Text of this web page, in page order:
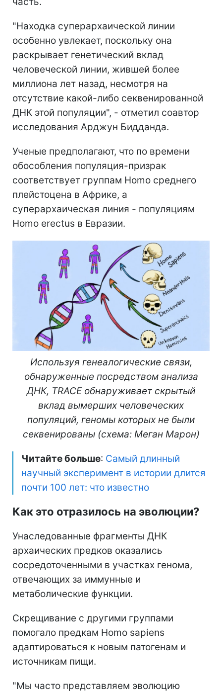
"Находка суперархаической линии
особенно увлекает, поскольку она
раскрывает генетический вклад
человеческой линии, жившей более
миллиона лет назад, несмотря на
отсутствие какой-либо секвенированной
ДНК этой популяции", - отметил соавтор
исследования Арджун Бидданда.
Ученые предполагают, что по времени
обособления популяция-призрак
соответствует группам Homo среднего
плейстоцена в Африке, а
суперархаическая линия - популяциям
Homo erectus в Евразии.
Используя генеалогические связи,
обнаруженные посредством анализа
ДНК, TRACE обнаруживает скрытый
вклад вымерших человеческих
популяций, геномы которых не были
секвенированы (схема: Меган Марон)
Читайте больше: Самый длинный
научный эксперимент в истории длится
почти 100 лет: что известно
Как это отразилось на эволюции?
Унаследованные фрагменты ДНК
архаических предков оказались
сосредоточенными в участках генома,
отвечающих за иммунные и
метаболические функции.
Скрещивание с другими группами
помогало предкам Homo sapiens
адаптироваться к новым патогенам и
источникам пищи.
"Мы часто представляем эволюцию